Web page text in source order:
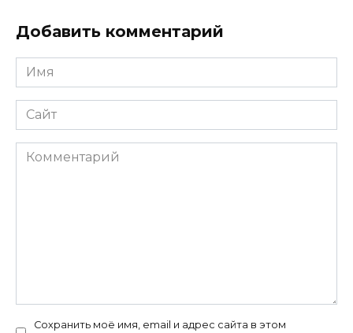
Добавить комментарий
Имя
*
Сайт
Комментарий
Сохранить моё имя, email и адрес сайта в этом